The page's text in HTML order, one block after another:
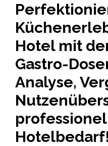
Hotel mit
Gastro-
Analyse,